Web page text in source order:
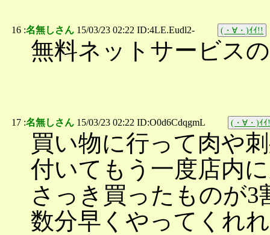
16 :名無しさん 15/03/23 02:22 ID:4LE.Eudl2- (・∀・)ｲｲ!!
無料ネットサービス
17 :名無しさん 15/03/23 02:22 ID:O0d6CdqgmL (・∀・)ｲ
買い物に行って肉や
付いてもう一度店内
さっき買ったものが
数分早くやってくれ